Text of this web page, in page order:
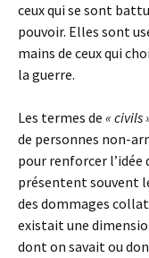
ceux qui se sont
pouvoir. Elles sont
mains de ceux qui
la guerre.
Les termes de « civils
de personnes non-
pour renforcer l’idée
présentent souvent
des dommages
existait une
dont on savait ou